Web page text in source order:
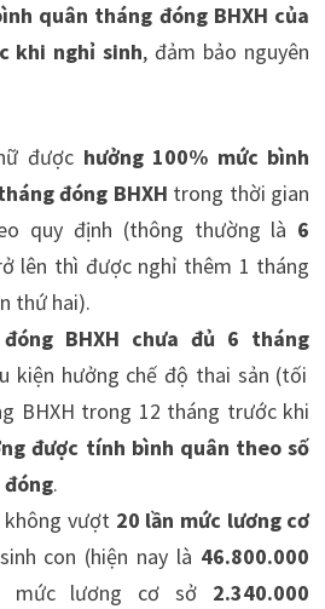
quân tháng đóng BHXH của
khi nghỉ sinh, đảm bảo nguyên
được hưởng 100% mức bình
đóng BHXH trong thời gian
quy định (thông thường là 6
lên thì được nghỉ thêm 1 tháng
thứ hai).
đóng BHXH chưa đủ 6 tháng
kiện hưởng chế độ thai sản (tối
BHXH trong 12 tháng trước khi
được tính bình quân theo số
.
không vượt 20 lần mức lương cơ
con (hiện nay là 46.800.000
mức lương cơ sở 2.340.000